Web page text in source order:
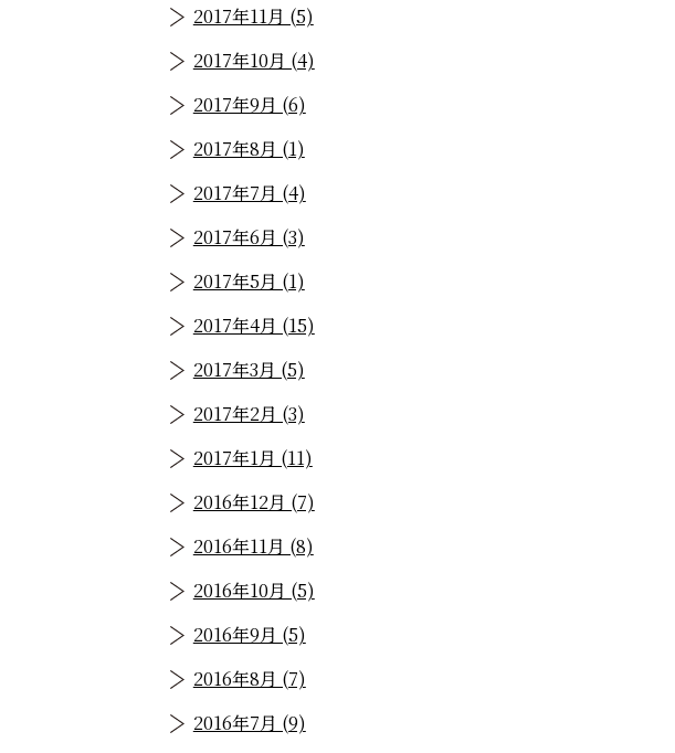
2017年11月 (5)
2017年10月 (4)
2017年9月 (6)
2017年8月 (1)
2017年7月 (4)
2017年6月 (3)
2017年5月 (1)
2017年4月 (15)
2017年3月 (5)
2017年2月 (3)
2017年1月 (11)
2016年12月 (7)
2016年11月 (8)
2016年10月 (5)
2016年9月 (5)
2016年8月 (7)
2016年7月 (9)